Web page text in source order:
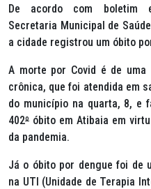
De acordo com boletim
Secretaria Municipal de
a cidade registrou um óbito
A morte por Covid é de
crônica, que foi atendida em
do município na quarta, 8, e
402º óbito em Atibaia em
da pandemia.
Já o óbito por dengue foi de
na UTI (Unidade de Terapia